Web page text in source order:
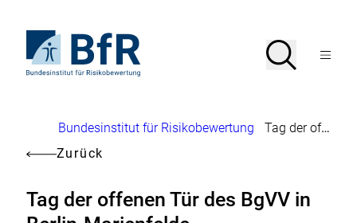
Seiteninhalt
springenStartseite
von
Suche
SucheMenü
Brotkrumennavigation
Bundesinstitut für Risikobewertung
Tag der offenen Tür des BgVV in Berlin-Marienfelde
Zurück
Tag der offenen Tür des BgVV in